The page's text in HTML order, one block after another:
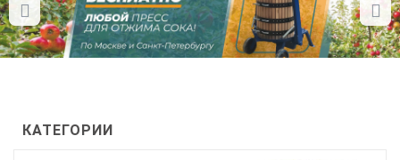
Гарантия
КАТЕГОРИИ